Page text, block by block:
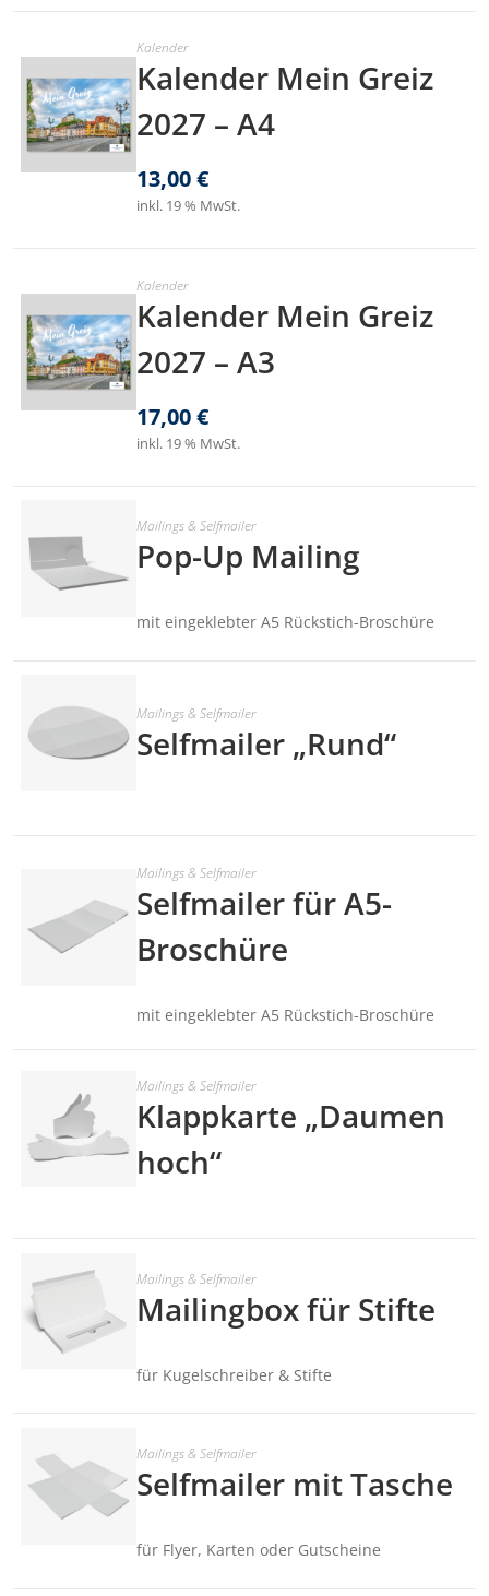
Kalender
Kalender Mein Greiz
2027 – A4
13,00€
inkl. 19 % MwSt.
Kalender
Kalender Mein Greiz
2027 – A3
17,00€
inkl. 19 % MwSt.
Mailings & Selfmailer
Pop-Up Mailing
mit eingeklebter A5 Rückstich-Broschüre
Mailings & Selfmailer
Selfmailer „Rund“
Mailings & Selfmailer
Selfmailer für A5-
Broschüre
mit eingeklebter A5 Rückstich-Broschüre
Mailings & Selfmailer
Klappkarte „Daumen
hoch“
Mailings & Selfmailer
Mailingbox für Stifte
für Kugelschreiber & Stifte
Mailings & Selfmailer
Selfmailer mit Tasche
für Flyer, Karten oder Gutscheine